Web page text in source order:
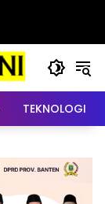
TEKNOLOGI